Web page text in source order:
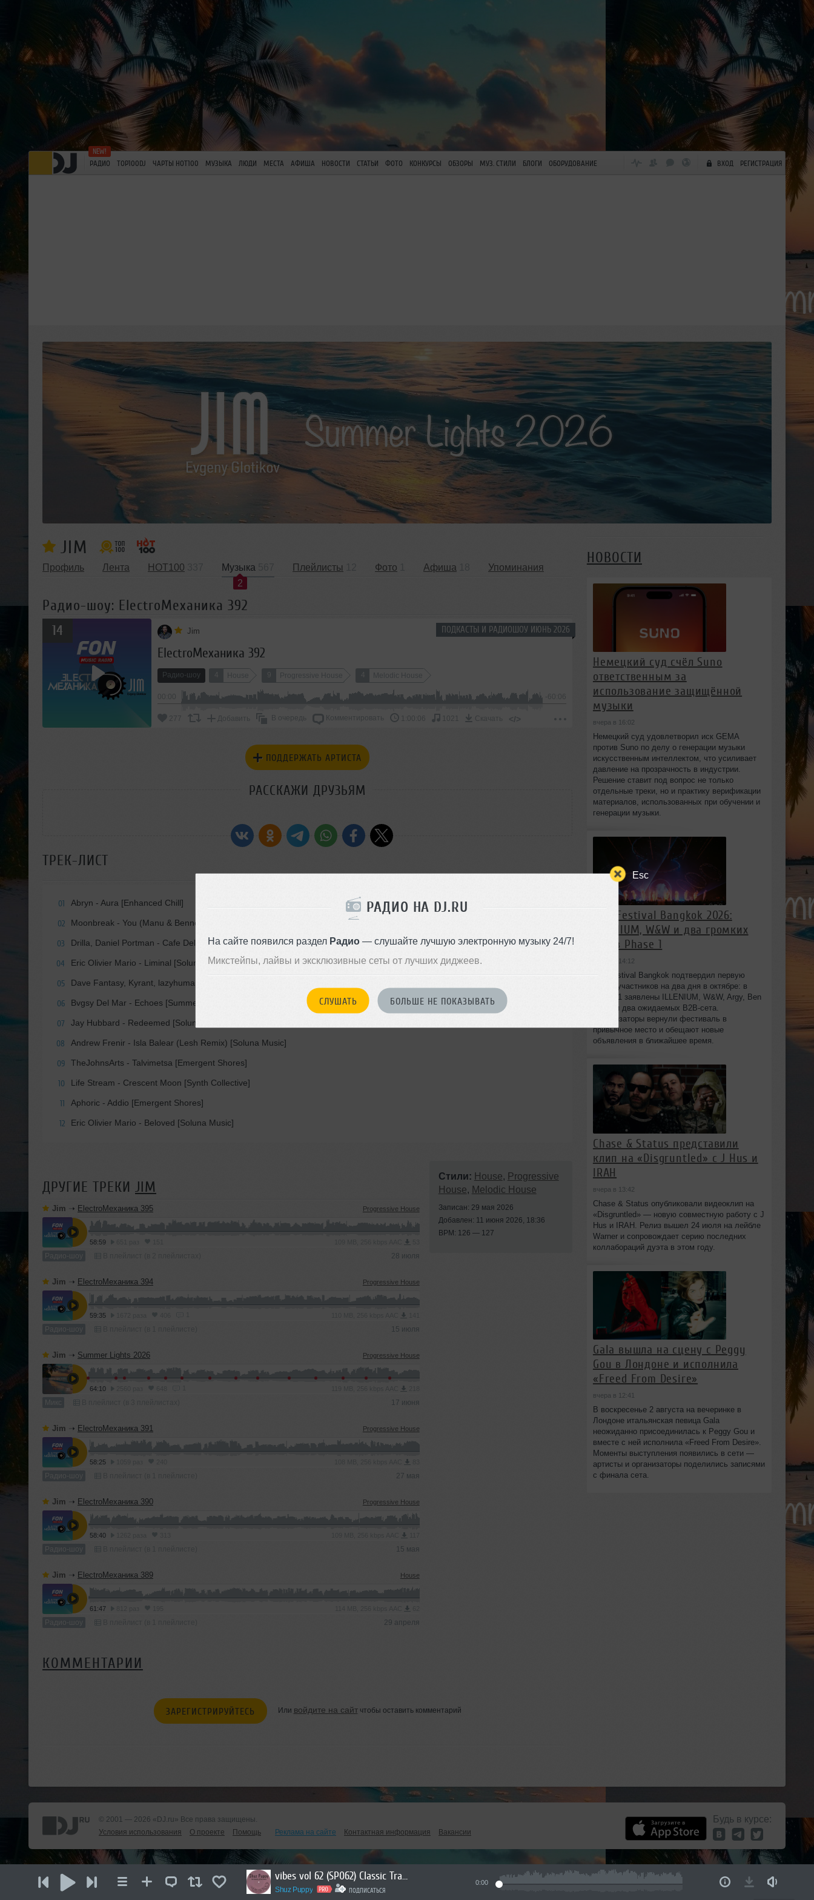
Esc
РАДИО НА DJ.RU
На сайте появился раздел Радио— слушайте лучшую электронную музыку 24/7!
Микстейпы, лайвы и эксклюзивные сеты от лучших диджеев.
СЛУШАТЬ БОЛЬШЕ НЕ ПОКАЗЫВАТЬ
vibes vol 62 (SP062) Classic Trance Hour
Shuz Puppy ПОДПИСАТЬСЯ
0:00
РАДИО TOP100DJ ЧАРТЫ HOT100 МУЗЫКА ЛЮДИ МЕСТА АФИША НОВОСТИ СТАТЬИ ФОТО КОНКУРСЫ ОБЗОРЫ МУЗ. СТИЛИ БЛОГИ ОБОРУДОВАНИЕ ВХОД РЕГИСТРАЦИЯ
JIM
Профиль Лента HOT100
Музыка
2
Плейлисты Фото Афиша Упоминания
Радио-шоу: ElectroМеханика 392
ПОДКАСТЫ И РАДИОШОУ ИЮНЬ 2026
14 Jim
ElectroМеханика 392
Радио-шоу House 9 Progressive House Melodic House
-60:06
277 Добавить В очередь Комментировать 1:00:06 1021 Скачать </>
ПОДДЕРЖАТЬ АРТИСТА
РАССКАЖИ ДРУЗЬЯМ
ТРЕК-ЛИСТ
01 Abryn - Aura [Enhanced Chill]
02 Moonbreak - You (Manu & Bennett Remix) [Synth Collective]
03 Drilla, Daniel Portman - Cafe Del Mar [Enormous Tunes]
04 Eric Olivier Mario - Liminal [Soluna Music]
05 Dave Fantasy, Kyrant, lazyhuman - Seaside Town [Synth Collective]
06 Bvgsy Del Mar - Echoes [Summer Melody]
07 Jay Hubbard - Redeemed [Soluna Music]
08 Andrew Frenir - Isla Balear (Lesh Remix) [Soluna Music]
09 TheJohnsArts - Talvimetsa [Emergent Shores]
10 Life Stream - Crescent Moon [Synth Collective]
11 Aphoric - Addio [Emergent Shores]
12 Eric Olivier Mario - Beloved [Soluna Music]
ДРУГИЕ ТРЕКИ JIM
Jim ➝ ElectroМеханика 395 Progressive House
58:59
Радио-шоу 28 июля
Jim ➝ ElectroМеханика 394 Progressive House
59:35
Радио-шоу 15 июля
Jim ➝ Summer Lights 2026 Progressive House
64:10
Микс 17 июня
Jim ➝ ElectroМеханика 391 Progressive House
58:25
Радио-шоу 27 мая
Jim ➝ ElectroМеханика 390 Progressive House
58:40
Радио-шоу 15 мая
Jim ➝ ElectroМеханика 389 House
61:47
Радио-шоу 29 апреля
Стили: House, Progressive
House, Melodic House
Записан: 29 мая 2026
Добавлен: 11 июня 2026, 18:36
BPM: 126 — 127
КОММЕНТАРИИ
ЗАРЕГИСТРИРУЙТЕСЬ Или войдите на сайтчтобы оставить комментарий
НОВОСТИ
Немецкий суд счёл Suno
ответственным за
использование защищённой
музыки
вчера в 16:02
Немецкий суд удовлетворил иск GEMA
против Suno по делу о генерации музыки
искусственным интеллектом, что усиливает
давление на прозрачность в индустрии.
Решение ставит под вопрос не только
отдельные треки, но и практику верификации
материалов, использованных при обучении и
генерации музыки.
808 Festival Bangkok 2026:
ILLENIUM, W&W и два громких
B2B в Phase 1
вчера в 14:12
808 Festival Bangkok подтвердил первую
волну участников на два дня в октябре: в
Phase 1 заявлены ILLENIUM, W&W, Argy, Ben
Nicky и два ожидаемых B2B-сета.
Организаторы вернули фестиваль в
привычное место и обещают новые
объявления в ближайшее время.
Chase & Status представили
клип на «Disgruntled» с J Hus и
IRAH
вчера в 13:42
Chase & Status опубликовали видеоклип на
«Disgruntled» — новую совместную работу с J
Hus и IRAH. Релиз вышел 24 июля на лейбле
Warner и сопровождает серию последних
коллабораций дуэта в этом году.
Gala вышла на сцену с Peggy
Gou в Лондоне и исполнила
«Freed From Desire»
вчера в 12:41
В воскресенье 2 августа на вечеринке в
Лондоне итальянская певица Gala
неожиданно присоединилась к Peggy Gou и
вместе с ней исполнила «Freed From Desire».
Моменты выступления появились в сети —
артисты и организаторы поделились записями
с финала сета.
© 2001 — 2026 «DJ.ru» Все права защищены.
Условия использования
О проекте Помощь Реклама на сайте Контактная информация Вакансии
Будь в курсе: